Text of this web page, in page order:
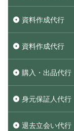
資料作成代行
資料作成代行
購入・出品代行
身元保証人代行
退去立会い代行